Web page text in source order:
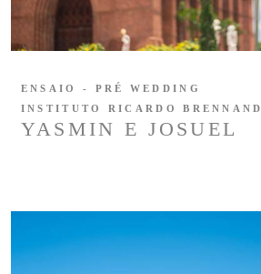
YASMIN E JOSUEL
ENSAIO - PRÉ WEDDING
INSTITUTO RICARDO BRENNAND